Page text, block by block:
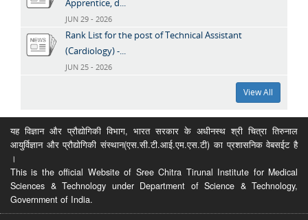
Apprentice, d...
JUN 29 - 2026
Rank List for the post of Technical Assistant
(Cardiology) -...
JUN 25 - 2026
View All
यह विज्ञान और प्रौद्योगिकी विभाग, भारत सरकार के अधीनस्थ श्री चित्रा तिरुनाल
आयुर्विज्ञान और प्रौद्योगिकी संस्थान(एस.सी.टी.आई.एम.एस.टी) का प्रशासनिक वेबसईट है
।
This is the official Website of Sree Chitra Tirunal Institute for Medical
Sciences & Technology under Department of Science & Technology,
Government of India.